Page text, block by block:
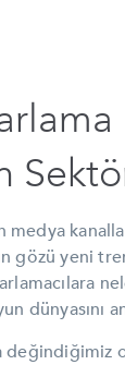
medya
gözü yeni
dünyasını
değindiğimiz